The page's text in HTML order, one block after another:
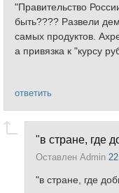
"Правительство
быть???? Развели
самых продуктов.
а привязка к "курсу
ответить
"в стране, где
Оставлен Admin
"в стране, где